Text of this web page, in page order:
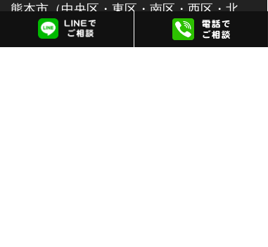
熊本市（中央区 ・ 東区 ・ 南区 ・ 西区 ・ 北
）・八代市・ 荒尾市・ 水俣市
玉名市・山鹿市・菊池市・宇土市・上天草